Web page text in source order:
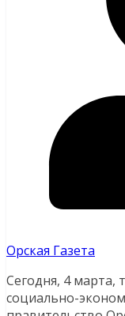
Орская Газета
Сегодня, 4 марта,
социально-